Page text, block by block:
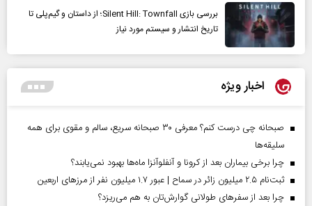
بررسی بازی Silent Hill: Townfall؛ از داستان و گیم‌پلی تا
تاریخ انتشار و سیستم مورد نیاز
اخبار ویژه
صبحانه چی درست کنم؟ معرفی ۳۰ صبحانه سریع، سالم و مقوی برای همه
سلیقه‌ها
چرا برخی بیماران بعد از کرونا و آنفلوآنزا ماه‌ها بهبود نمی‌یابند؟
ثبت‌نام ۲.۵ میلیون زائر در سماح | عبور ۱.۷ میلیون نفر از مرز‌های اربعین
چرا بعد از سفرهای طولانی گوارش‌تان به هم می‌ریزد؟